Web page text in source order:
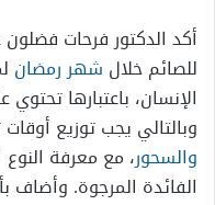
أكد الدكتور فرحات
للصائم خلال شهر رمضان
الإنسان، باعتبارها تحتوي
وبالتالي يجب توزيع
والسحور، مع معرفة
الفائدة المرجوة. وأضاف